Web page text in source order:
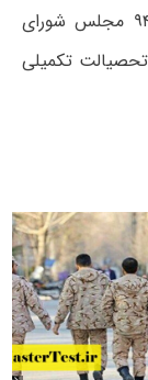
دوره های تحصیلات تکمیلی مصوب ۹۴/۱۲/۱۸ مجلس شورای
تکمیلی